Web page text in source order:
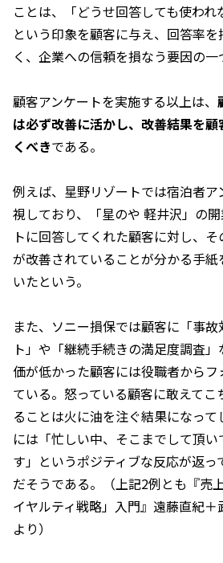
ことは、「どうせ回答しても使われ
という印象を顧客に与え、回答率
く、企業への信頼を損なう要因の一
顧客アンケートを実施する以上は、
は必ず改善に活かし、改善結果を
くべきである。
例えば、星野リゾートでは宿泊者
視しており、「星のや 軽井沢」の
トに回答してくれた顧客に対し、
が改善されていることが分かる手
いたという。
また、ソニー損保では顧客に「事
ト」や「継続手続きの満足度調査
価が低かった顧客には役職者から
ている。怒っている顧客に敢えて
ることは火に油を注ぐ結果になっ
には「忙しい中、そこまでして頂
す」というポジティブな反応が返
だそうである。（上記2例とも『売
イヤルティ戦略」入門』遠藤直紀
より）